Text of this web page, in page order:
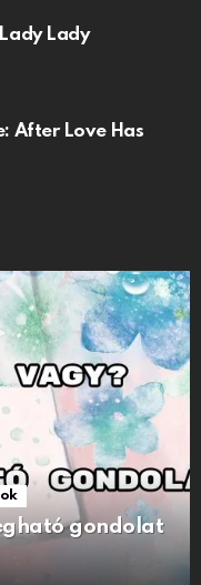
Lady
After Love Has
gondolat